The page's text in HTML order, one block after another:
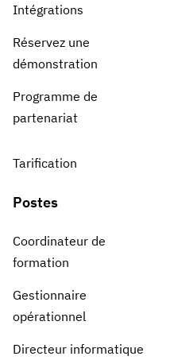
Intégrations
Réservez une
démonstration
Programme de
partenariat
Tarification
Postes
Coordinateur de
formation
Gestionnaire
opérationnel
Directeur informatique